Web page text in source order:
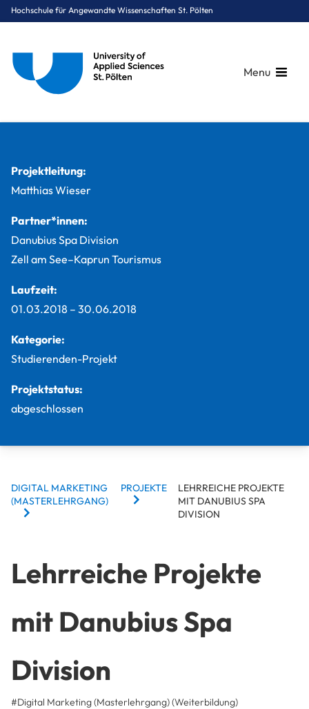
Hochschule für Angewandte Wissenschaften St. Pölten
Menu
Projektleitung:
Matthias Wieser
Partner*innen:
Danubius Spa Division
Zell am See–Kaprun Tourismus
Laufzeit:
01.03.2018 – 30.06.2018
Kategorie:
Studierenden-Projekt
Projektstatus:
abgeschlossen
BREADCRUMBS
DIGITAL MARKETING
(MASTERLEHRGANG)
PROJEKTE
LEHRREICHE PROJEKTE
MIT DANUBIUS SPA
DIVISION
Lehrreiche Projekte
mit Danubius Spa
Division
#Digital Marketing (Masterlehrgang) (Weiterbildung)